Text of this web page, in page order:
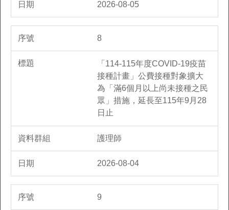
2026-08-05
8
「114-115年度COVID-19疫苗
接種計畫」公費接種對象擴大
為「滿6個月以上尚未接種之民
眾」措施，延長至115年9月28
日止
護理師
2026-08-04
9